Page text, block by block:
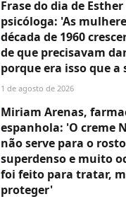
Frase do dia de
psicóloga: 'As
década de 1960
de que precisavam
porque era isso que a
1 de agosto de 2026
Miriam Arenas,
espanhola: 'O creme
não serve para o
superdenso e muito
foi feito para tratar,
proteger'